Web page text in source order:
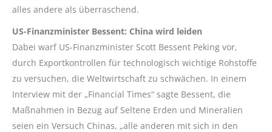
alles andere als überraschend.
US-Finanzminister Bessent: China wird leiden
Dabei warf US-Finanzminister Scott Bessent Peking vor,
durch Exportkontrollen für technologisch wichtige Rohstoffe
zu versuchen, die Weltwirtschaft zu schwächen. In einem
Interview mit der „Financial Times“ sagte Bessent, die
Maßnahmen in Bezug auf Seltene Erden und Mineralien
seien ein Versuch Chinas, „alle anderen mit sich in den